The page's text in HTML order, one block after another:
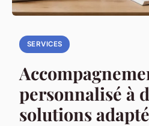
SERVICES
personnalisé à
solutions